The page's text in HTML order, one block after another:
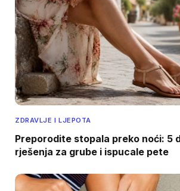
ZDRAVLJE I LJEPOTA
Preporodite stopala preko noći: 5
rješenja za grube i ispucale pete